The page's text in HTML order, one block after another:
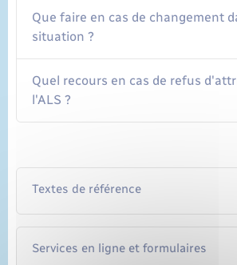
Que faire en cas de changement
situation ?
Quel recours en cas de refus
l'ALS ?
Textes de référence
Services en ligne et formulaires